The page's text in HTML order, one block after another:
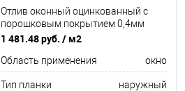
Отлив оконный оцинкованный c
порошковым покрытием 0,4мм
ширина более 625 мм RAL 3028
1 481.48 руб. / м2
Область применения окно
Тип планки наружный